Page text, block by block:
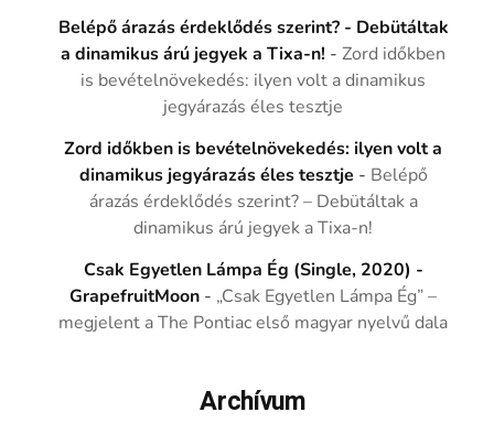
Belépő árazás érdeklődés szerint? - Debütáltak
a dinamikus árú jegyek a Tixa-n! -Zord időkben
is bevételnövekedés: ilyen volt a dinamikus
jegyárazás éles tesztje
Zord időkben is bevételnövekedés: ilyen volt a
dinamikus jegyárazás éles tesztje - Belépő
árazás érdeklődés szerint? – Debütáltak a
dinamikus árú jegyek a Tixa-n!
Csak Egyetlen Lámpa Ég (Single, 2020) -
GrapefruitMoon - „Csak Egyetlen Lámpa Ég” –
megjelent a The Pontiac első magyar nyelvű dala
Archívum